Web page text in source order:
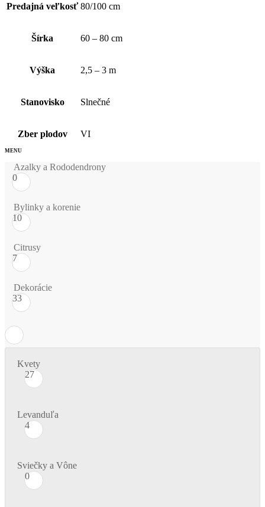
Predajná veľkosť 80/100 cm
Šírka 60 – 80 cm
Výška 2,5 – 3 m
Stanovisko Slnečné
Zber plodov VI
Azalky a Rododendrony
0
Bylinky a korenie
10
Citrusy
7
Dekorácie
33
Kvety
27
Levanduľa
4
Sviečky a Vône
0